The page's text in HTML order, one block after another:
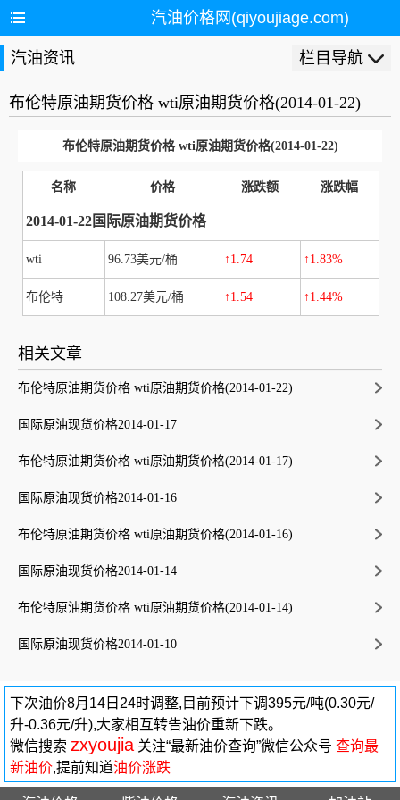
汽油价格网(qiyoujiage.com)
汽油资讯 栏目导航
布伦特原油期货价格 wti原油期货价格(2014-01-22)
布伦特原油期货价格 wti原油期货价格(2014-01-22)
名称 价格 涨跌额 涨跌幅
2014-01-22国际原油期货价格
wti 96.73美元/桶 ↑1.74 ↑1.83%
布伦特 108.27美元/桶 ↑1.54 ↑1.44%
相关文章
布伦特原油期货价格 wti原油期货价格(2014-01-22)
国际原油现货价格2014-01-17
布伦特原油期货价格 wti原油期货价格(2014-01-17)
国际原油现货价格2014-01-16
布伦特原油期货价格 wti原油期货价格(2014-01-16)
国际原油现货价格2014-01-14
布伦特原油期货价格 wti原油期货价格(2014-01-14)
国际原油现货价格2014-01-10
下次油价8月14日24时调整,目前预计下调395元/吨(0.30元/
升-0.36元/升),大家相互转告油价重新下跌。
微信搜索 zxyoujia 关注“最新油价查询”微信公众号 查询最
新油价,提前知道油价涨跌